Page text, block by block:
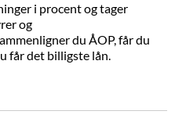
i procent og tager
og
du ÅOP, får du
får det billigste lån.